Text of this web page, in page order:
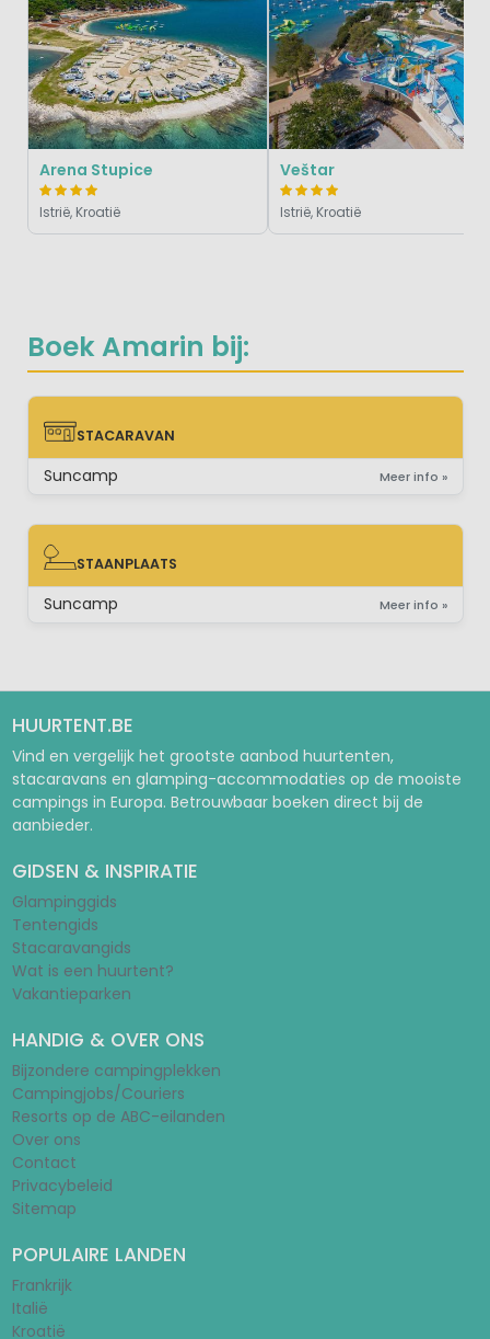
Boek Amarin bij:
STACARAVAN
STACARAVAN
Suncamp Meer info »
STAANPLAATS
STAANPLAATS
Suncamp Meer info »
Arena Stupice
Istrië, Kroatië
Veštar
Istrië, Kroatië
HUURTENT.BE
Vind en vergelijk het grootste aanbod huurtenten,
stacaravans en glamping-accommodaties op de mooiste
campings in Europa. Betrouwbaar boeken direct bij de
aanbieder.
GIDSEN & INSPIRATIE
Glampinggids
Tentengids
Stacaravangids
Wat is een huurtent?
Vakantieparken
HANDIG & OVER ONS
Bijzondere campingplekken
Campingjobs/Couriers
Resorts op de ABC-eilanden
Over ons
Contact
Privacybeleid
Sitemap
POPULAIRE LANDEN
Frankrijk
Italië
Kroatië